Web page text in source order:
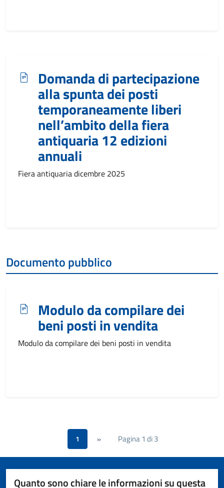
Domanda di partecipazione
alla spunta dei posti
temporaneamente liberi
nell’ambito della fiera
antiquaria 12 edizioni
annuali
Fiera antiquaria dicembre 2025
Documento pubblico
Modulo da compilare dei
beni posti in vendita
Modulo da compilare dei beni posti in vendita
1 » Pagina 1 di 3
Quanto sono chiare le informazioni su questa